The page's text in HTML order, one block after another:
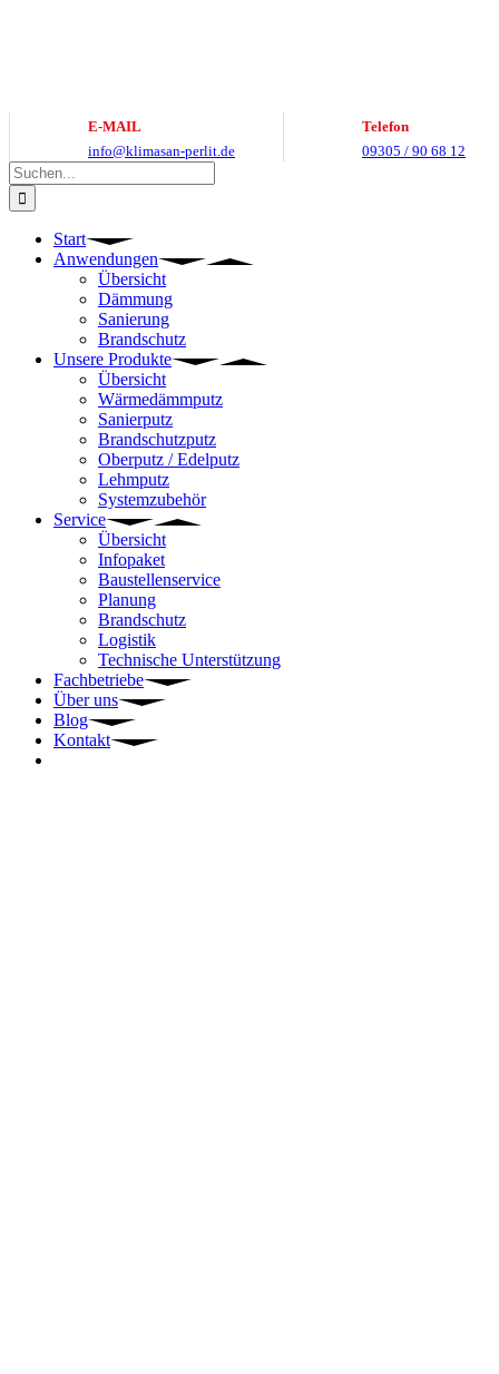
E-MAIL
info@klimasan-perlit.de
Telefon
09305 / 90 68 12
Suche
nach:
Start
Anwendungen
Übersicht
Dämmung
Sanierung
Brandschutz
Unsere Produkte
Übersicht
Wärmedämmputz
Sanierputz
Brandschutzputz
Oberputz / Edelputz
Lehmputz
Systemzubehör
Service
Übersicht
Infopaket
Baustellenservice
Planung
Brandschutz
Logistik
Technische Unterstützung
Fachbetriebe
Über uns
Blog
Kontakt